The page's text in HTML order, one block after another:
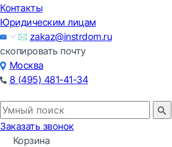
Контакты
Юридическим лицам
zakaz@instrdom.ru
скопировать почту
Москва
8 (495) 481-41-34
Заказать звонок
Корзина